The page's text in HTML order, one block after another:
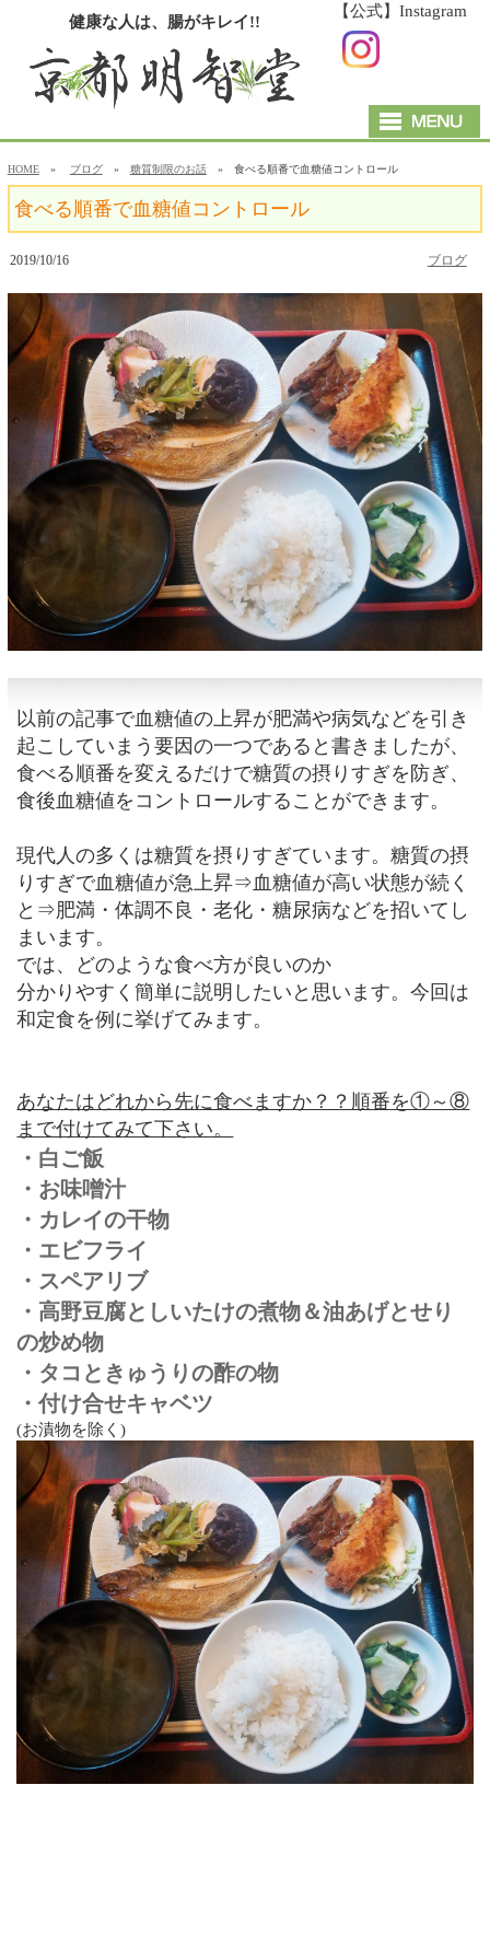
健康な人は、腸がキレイ!!
【公式】Instagram
HOME» ブログ» 糖質制限のお話» 食べる順番で血糖値コントロール
食べる順番で血糖値コントロール
2019/10/16 ブログ
以前の記事で血糖値の上昇が肥満や病気などを引き
起こしていまう要因の一つであると書きましたが、
食べる順番を変えるだけで糖質の摂りすぎを防ぎ、
食後血糖値をコントロールすることができます。
現代人の多くは糖質を摂りすぎています。糖質の摂
りすぎで血糖値が急上昇⇒血糖値が高い状態が続く
と⇒肥満・体調不良・老化・糖尿病などを招いてし
まいます。
では、どのような食べ方が良いのか
分かりやすく簡単に説明したいと思います。今回は
和定食を例に挙げてみます。
あなたはどれから先に食べますか？？順番を①～⑧
まで付けてみて下さい。
・白ご飯
・お味噌汁
・カレイの干物
・エビフライ
・スペアリブ
・高野豆腐としいたけの煮物＆油あげとせり
の炒め物
・タコときゅうりの酢の物
・付け合せキャベツ
(お漬物を除く)